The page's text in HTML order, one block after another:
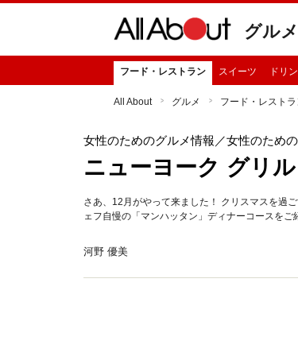
グルメ
フード・レストラン スイーツ ドリ
All About グルメ フード・レストラ
女性のためのグルメ情報 ／女性のため
ニューヨーク グリ
さあ、12月がやって来ました！ クリスマスを過
ェフ自慢の「マンハッタン」ディナーコースをご
河野 優美